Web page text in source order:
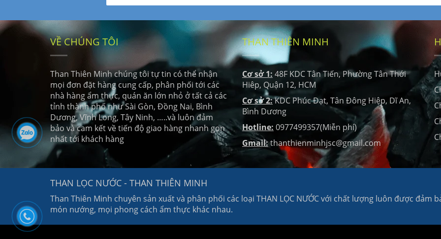
THAN LỌC NƯỚC - THAN THIÊN MINH
Than Thiên Minh chuyên sản xuất và phân phối các loại THAN LỌC NƯỚC với chất lượng luôn được đảm
món nướng, mọi phong cách ẩm thực khác nhau.
VỀ CHÚNG TÔI
Than Thiên Minh chúng tôi tự tin có thể nhận
mọi đơn đặt hàng cung cấp, phân phối tới các
nhà hàng ẩm thực, quán ăn lớn nhỏ ở tất cả các
tỉnh thành phố như Sài Gòn, Đồng Nai, Bình
Dương, Vĩnh Long, Tây Ninh, …..và luôn đảm
bảo và cam kết về tiến độ giao hàng nhanh gọn
nhất tới khách hàng
THAN THIÊN MINH
Cơ sở 1: 48F KDC Tân Tiến, Phường Tân Thới
Hiêp, Quận 12, HCM
Cơ sở 2:KDC Phúc Đạt, Tân Đông Hiệp, Dĩ An,
Bình Dương
Hotline: 0977499357(Miễn phí)
Gmail:thanthienminhjsc@gmail.com